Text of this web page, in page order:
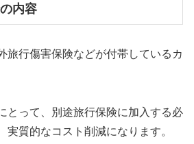
内容
旅行傷害保険などが付帯しているカ
とって、別途旅行保険に加入する必
実質的なコスト削減になります。